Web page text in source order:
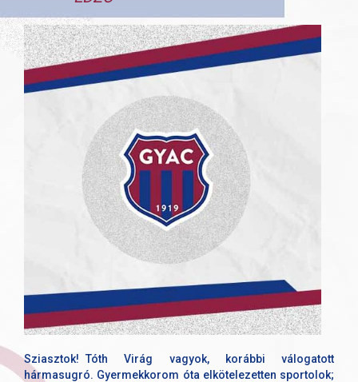
Sziasztok! Tóth Virág vagyok, korábbi válogatott
hármasugró. Gyermekkorom óta elkötelezetten sportolok;